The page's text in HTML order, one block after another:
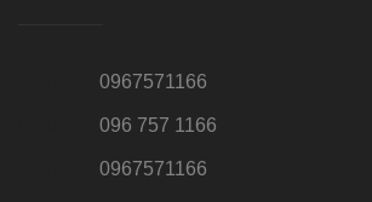
0967571166
096 757 1166
0967571166